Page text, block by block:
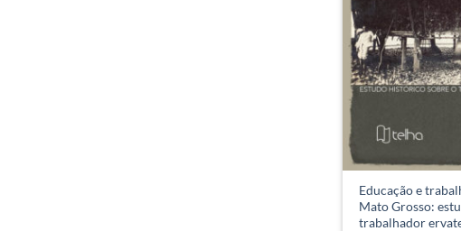
Educação e
Mato Grosso:
trabalhador